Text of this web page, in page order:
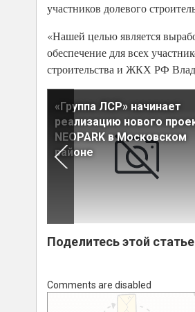
участников долевого
«Нашей целью является
обеспечение для всех
строительства и ЖКХ РФ
«Группа ЛСР» начинает
реализацию нового
NEOPARK в Московском
районе
Поделитесь этой
Comments are disabled